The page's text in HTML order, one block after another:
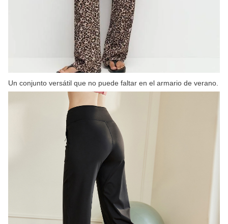
Un conjunto versátil que no puede faltar en el armario de verano.